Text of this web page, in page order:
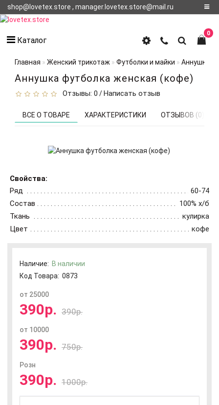
shop@lovetex.store , manager.lovetex.store@mail.ru
О НАС
О
ДОСТАВКЕ
Каталог
0
Главная Женский трикотаж Футболки и майки Аннушка
Аннушка футболка женская (кофе)
Отзывы: 0 /Написать отзыв
ВСЕ О ТОВАРЕ ХАРАКТЕРИСТИКИ ОТЗЫВОВ (0)
Свойства:
Ряд
60-74
Состав
100% х/б
Ткань
кулирка
Цвет
кофе
Наличие: В наличии
Код Товара: 0873
от 25000
390р. 390р.
от 10000
390р. 750р.
Розн
390р. 1000р.